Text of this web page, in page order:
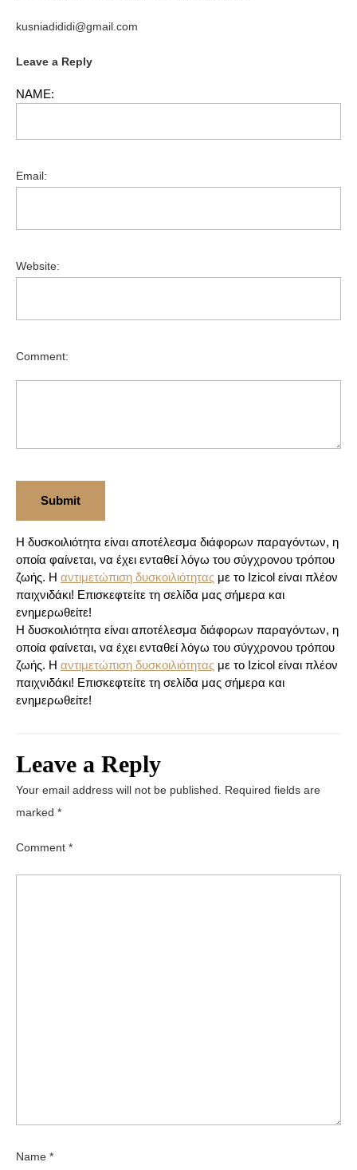
kusniadididi@gmail.com
Leave a Reply
NAME:
Email:
Website:
Comment:
Η δυσκοιλιότητα είναι αποτέλεσμα διάφορων παραγόντων, η
οποία φαίνεται, να έχει ενταθεί λόγω του σύγχρονου τρόπου
ζωής. H αντιμετώπιση δυσκοιλιότητας με το Izicol είναι πλέον
παιχνιδάκι! Επισκεφτείτε τη σελίδα μας σήμερα και
ενημερωθείτε!
Η δυσκοιλιότητα είναι αποτέλεσμα διάφορων παραγόντων, η
οποία φαίνεται, να έχει ενταθεί λόγω του σύγχρονου τρόπου
ζωής. H αντιμετώπιση δυσκοιλιότητας με το Izicol είναι πλέον
παιχνιδάκι! Επισκεφτείτε τη σελίδα μας σήμερα και
ενημερωθείτε!
Leave a Reply
Your email address will not be published.
Required fields are
marked *
Comment *
Name *